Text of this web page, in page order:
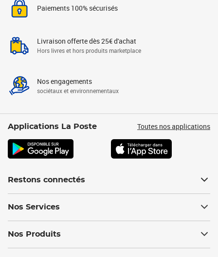
Paiements 100% sécurisés
Livraison offerte dès 25€ d'achat
Hors livres et hors produits marketplace
Nos engagements
sociétaux et environnementaux
Applications La Poste Toutes nos applications
Restons connectés
Nos Services
Nos Produits